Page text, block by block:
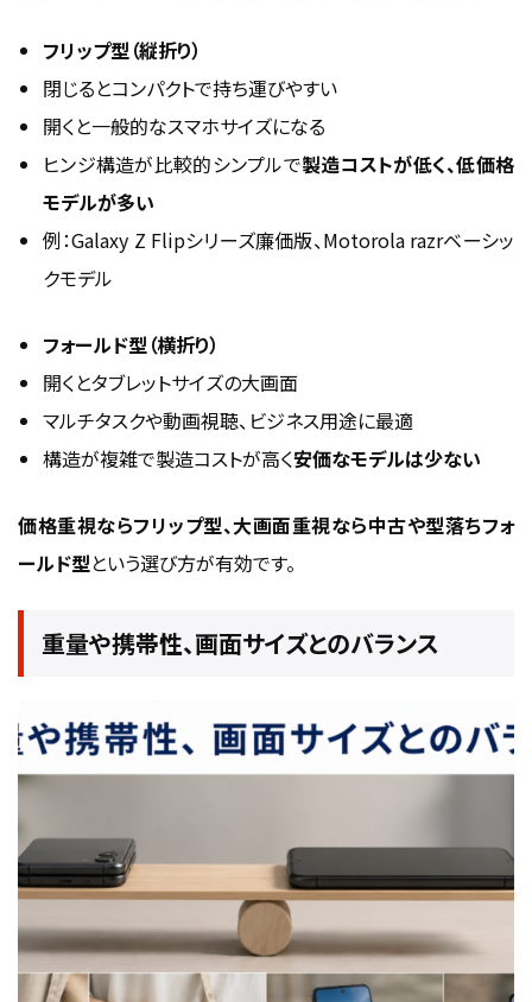
フリップ型（縦折り）
閉じるとコンパクトで持ち運びやすい
開くと一般的なスマホサイズになる
ヒンジ構造が比較的シンプルで製造コストが低く、低価格
モデルが多い
例：Galaxy Z Flipシリーズ廉価版、Motorola razrベーシッ
クモデル
フォールド型（横折り）
開くとタブレットサイズの大画面
マルチタスクや動画視聴、ビジネス用途に最適
構造が複雑で製造コストが高く安価なモデルは少ない
価格重視ならフリップ型、大画面重視なら中古や型落ちフォ
ールド型という選び方が有効です。
重量や携帯性、画面サイズとのバランス